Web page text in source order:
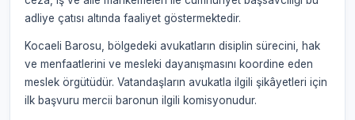
adliye çatısı altında faaliyet göstermektedir.
Kocaeli Barosu, bölgedeki avukatların disiplin sürecini, hak
ve menfaatlerini ve mesleki dayanışmasını koordine eden
meslek örgütüdür. Vatandaşların avukatla ilgili şikâyetleri için
ilk başvuru mercii baronun ilgili komisyonudur.